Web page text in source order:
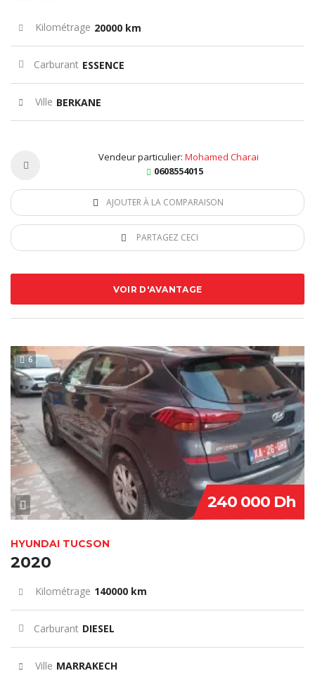
Kilométrage 20000 km
Carburant ESSENCE
Ville BERKANE
Vendeur particulier: Mohamed Charai
0608554015
AJOUTER À LA COMPARAISON
PARTAGEZ CECI
VOIR D'AVANTAGE
6
240 000 Dh
HYUNDAI TUCSON
2020
Kilométrage 140000 km
Carburant DIESEL
Ville MARRAKECH